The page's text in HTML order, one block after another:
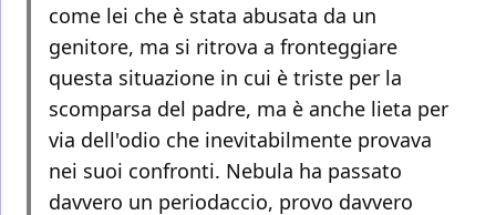
come lei che è stata abusata da un
genitore, ma si ritrova a fronteggiare
questa situazione in cui è triste per la
scomparsa del padre, ma è anche lieta per
via dell'odio che inevitabilmente provava
nei suoi confronti. Nebula ha passato
davvero un periodaccio, provo davvero